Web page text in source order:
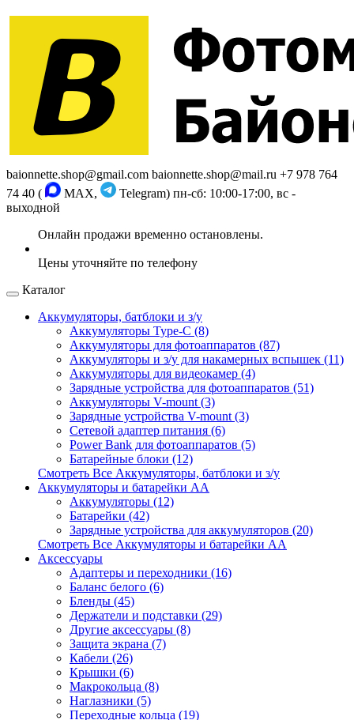
baionnette.shop@gmail.com baionnette.shop@mail.ru +7 978 764
74 40 (
MAX, Telegram) пн-сб: 10:00-17:00, вс -
выходной
Каталог
Аккумуляторы, батблоки и з/у
Аккумуляторы Type-C (8)
Аккумуляторы для фотоаппаратов (87)
Аккумуляторы и з/у для накамерных вспышек (11)
Аккумуляторы для видеокамер (4)
Зарядные устройства для фотоаппаратов (51)
Аккумуляторы V-mount (3)
Зарядные устройства V-mount (3)
Сетевой адаптер питания (6)
Power Bank для фотоаппаратов (5)
Батарейные блоки (12)
Смотреть Все Аккумуляторы, батблоки и з/у
Аккумуляторы и батарейки AA
Аккумуляторы (12)
Батарейки (42)
Зарядные устройства для аккумуляторов (20)
Смотреть Все Аккумуляторы и батарейки AA
Аксессуары
Адаптеры и переходники (16)
Баланс белого (6)
Бленды (45)
Держатели и подставки (29)
Другие аксессуары (8)
Защита экрана (7)
Кабели (26)
Крышки (6)
Макрокольца (8)
Наглазники (5)
Переходные кольца (19)